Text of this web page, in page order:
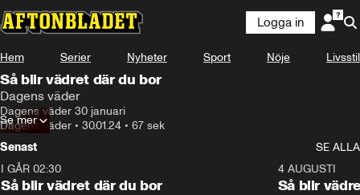
Logga in
Hem Serier Nyheter Sport Nöje Livsstil
Så blir vädret där du bor
Dagens väder
Dagens väder 30 januari
Dagens väder • 30.01.24 • 67 sek
Se mer
Senast
SE ALLA
I GÅR 02:30
Så blir vädret där du bor
4 AUGUSTI
Så blir